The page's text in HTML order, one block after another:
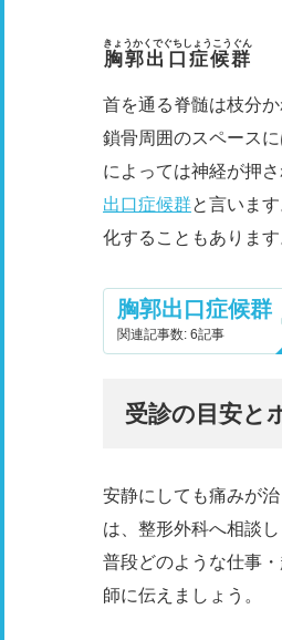
胸郭出口症候群
きょうかくでぐちしょうこうぐん
首を通る脊髄は枝分
鎖骨周囲のスペース
によっては神経が押
出口症候群と言いま
化することもあります
胸郭出口症候群
関連記事数: 6記事
受診の目安と
安静にしても痛みが
は、整形外科へ相談
普段どのような仕事
師に伝えましょう。